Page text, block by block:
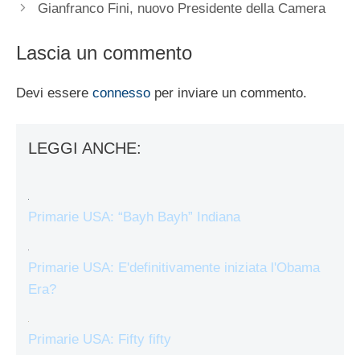
Gianfranco Fini, nuovo Presidente della Camera
Lascia un commento
Devi essere connesso per inviare un commento.
LEGGI ANCHE:
Primarie USA: “Bayh Bayh” Indiana
Primarie USA: E'definitivamente iniziata l'Obama
Era?
Primarie USA: Fifty fifty